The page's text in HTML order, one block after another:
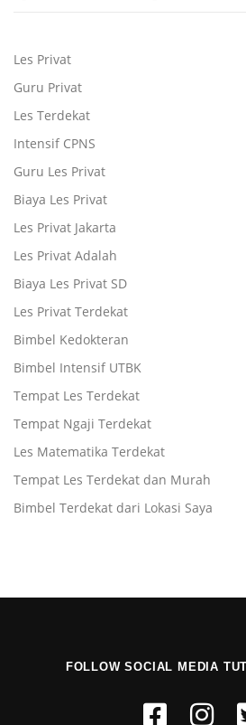
Les Privat
Guru Privat
Les Terdekat
Intensif CPNS
Guru Les Privat
Biaya Les Privat
Les Privat Jakarta
Les Privat Adalah
Biaya Les Privat SD
Les Privat Terdekat
Bimbel Kedokteran
Bimbel Intensif UTBK
Tempat Les Terdekat
Tempat Ngaji Terdekat
Les Matematika Terdekat
Tempat Les Terdekat dan Murah
Bimbel Terdekat dari Lokasi Saya
FOLLOW SOCIAL MEDIA